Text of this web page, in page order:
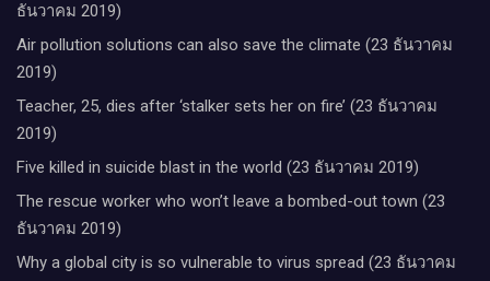
ธันวาคม 2019)
Air pollution solutions can also save the climate (23 ธันวาคม
2019)
Teacher, 25, dies after ‘stalker sets her on fire’ (23 ธันวาคม
2019)
Five killed in suicide blast in the world (23 ธันวาคม 2019)
The rescue worker who won’t leave a bombed-out town (23
ธันวาคม 2019)
Why a global city is so vulnerable to virus spread (23 ธันวาคม